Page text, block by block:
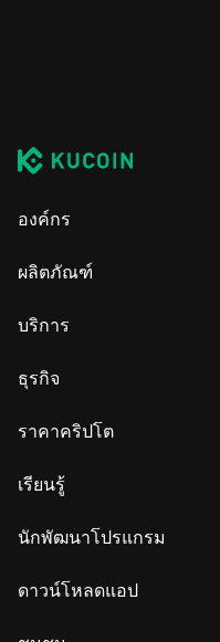
องค์กร
ผลิตภัณฑ์
บริการ
ธุรกิจ
ราคาคริปโต
เรียนรู้
นักพัฒนาโปรแกรม
ดาวน์โหลดแอป